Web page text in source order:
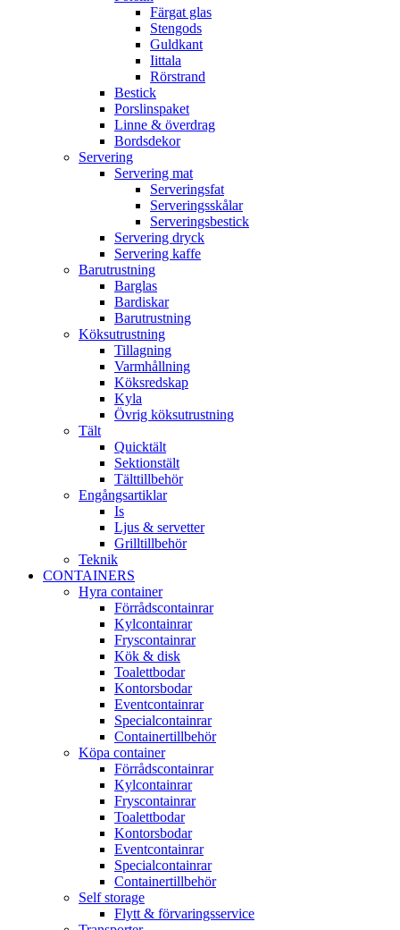
Färgat glas
Stengods
Guldkant
Iittala
Rörstrand
Bestick
Porslinspaket
Linne & överdrag
Bordsdekor
Servering
Servering mat
Serveringsfat
Serveringsskålar
Serveringsbestick
Servering dryck
Servering kaffe
Barutrustning
Barglas
Bardiskar
Barutrustning
Köksutrustning
Tillagning
Varmhållning
Köksredskap
Kyla
Övrig köksutrustning
Tält
Quicktält
Sektionstält
Tälttillbehör
Engångsartiklar
Is
Ljus & servetter
Grilltillbehör
Teknik
CONTAINERS
Hyra container
Förrådscontainrar
Kylcontainrar
Fryscontainrar
Kök & disk
Toalettbodar
Kontorsbodar
Eventcontainrar
Specialcontainrar
Containertillbehör
Köpa container
Förrådscontainrar
Kylcontainrar
Fryscontainrar
Toalettbodar
Kontorsbodar
Eventcontainrar
Specialcontainrar
Containertillbehör
Self storage
Flytt & förvaringsservice